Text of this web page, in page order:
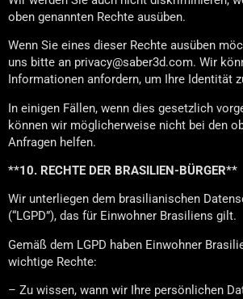
oben genannten Rechte ausüben.
Wenn Sie eines dieser Rechte ausüben
uns bitte an privacy@saber3d.com. Wir
Informationen anfordern, um Ihre Identität
In einigen Fällen, wenn dies gesetzlich
können wir möglicherweise nicht bei den
Anfragen helfen.
**10. RECHTE DER BRASILIEN-BÜRGER**
Wir unterliegen dem brasilianischen
(“LGPD”), das für Einwohner Brasiliens gilt.
Gemäß dem LGPD haben Einwohner
wichtige Rechte:
– Zu wissen, wann wir Ihre persönlichen